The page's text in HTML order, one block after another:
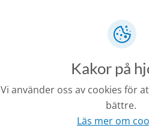
| Uppleva och göra
Badsäsongen är här och på
Sommarlovsaktiviteter i
12 juni 2026 | Uppleva och göra
Äntligen är det sommarlov!
Kakor på
Vi använder oss av cookies för
bättre.
Läs mer om